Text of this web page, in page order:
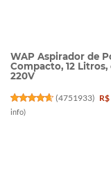
WAP Aspirador de
Compacto, 12
220V
(4751933)
info)